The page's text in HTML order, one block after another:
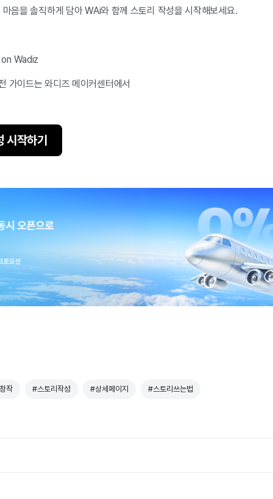
음을 솔직하게 담아 WAi와 함께 스토리 작성을 시작해보세요.
Wadiz
가이드는 와디즈 메이커센터에서
작하기
작 #스토리작성 #상세페이지 #스토리쓰는법